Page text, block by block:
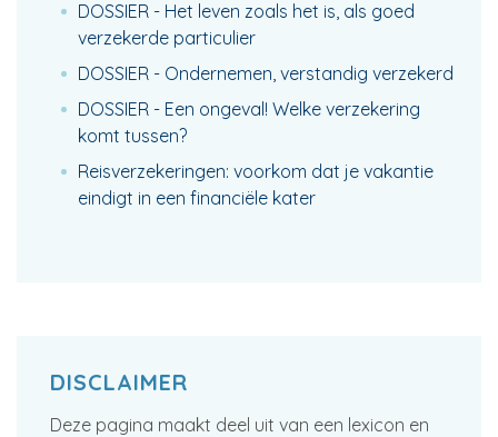
DOSSIER - Het leven zoals het is, als goed
verzekerde particulier
DOSSIER - Ondernemen, verstandig verzekerd
DOSSIER - Een ongeval! Welke verzekering
komt tussen?
Reisverzekeringen: voorkom dat je vakantie
eindigt in een financiële kater
DISCLAIMER
Deze pagina maakt deel uit van een lexicon en